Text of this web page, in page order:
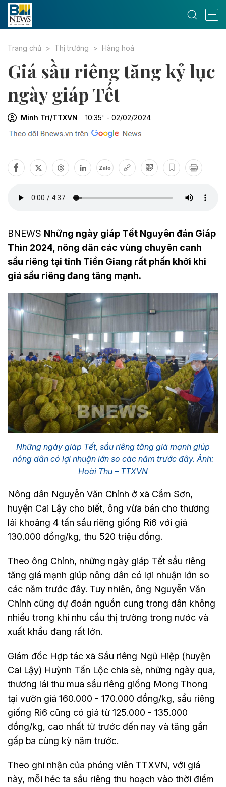
Trang chủ Thị trường Hàng hoá
Giá sầu riêng tăng kỷ lục
ngày giáp Tết
Minh Trí/TTXVN 10:35' - 02/02/2024
Zalo
BNEWS Những ngày giáp Tết Nguyên đán Giáp
Thìn 2024, nông dân các vùng chuyên canh
sầu riêng tại tỉnh Tiền Giang rất phấn khởi khi
giá sầu riêng đang tăng mạnh.
Những ngày giáp Tết, sầu riêng tăng giá mạnh giúp
nông dân có lợi nhuận lớn so các năm trước đây. Ảnh:
Hoài Thu – TTXVN
Nông dân Nguyễn Văn Chính ở xã Cẩm Sơn,
huyện Cai Lậy cho biết, ông vừa bán cho thương
lái khoảng 4 tấn sầu riêng giống Ri6 với giá
130.000 đồng/kg, thu 520 triệu đồng.
Theo ông Chính, những ngày giáp Tết sầu riêng
tăng giá mạnh giúp nông dân có lợi nhuận lớn so
các năm trước đây. Tuy nhiên, ông Nguyễn Văn
Chính cũng dự đoán nguồn cung trong dân không
nhiều trong khi nhu cầu thị trường trong nước và
xuất khẩu đang rất lớn.
Giám đốc Hợp tác xã Sầu riêng Ngũ Hiệp (huyện
Cai Lậy) Huỳnh Tấn Lộc chia sẻ, những ngày qua,
thương lái thu mua sầu riêng giống Mong Thong
tại vườn giá 160.000 - 170.000 đồng/kg, sầu riêng
giống Ri6 cũng có giá từ 125.000 - 135.000
đồng/kg, cao nhất từ trước đến nay và tăng gần
gấp ba cùng kỳ năm trước.
Theo ghi nhận của phóng viên TTXVN, với giá
này, mỗi héc ta sầu riêng thu hoạch vào thời điểm